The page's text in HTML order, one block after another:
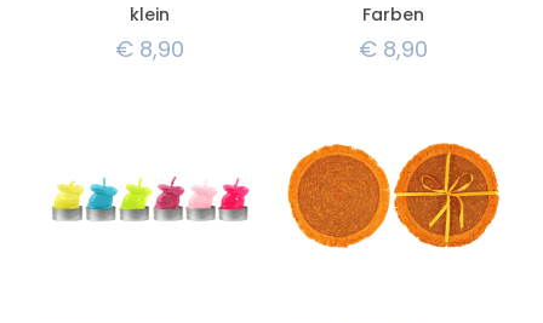
klein
€ 8,90
Farben
€ 8,90